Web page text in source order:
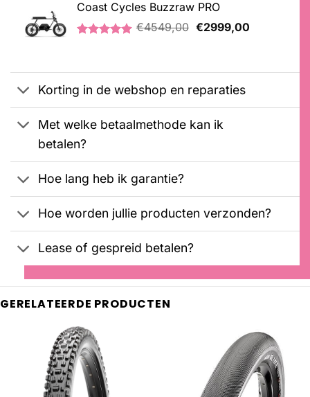
gebaseerd
op
klantbeoordelingen
€3399,00.
Coast Cycles Buzzraw PRO
klantbeoordeling
€4549,00 Oorspronkelijke
€2999,00Huidige
Korting in de webshop en reparaties
Met welke betaalmethode kan ik
betalen?
Hoe lang heb ik garantie?
Hoe worden jullie producten verzonden?
Lease of gespreid betalen?
GERELATEERDE PRODUCTEN